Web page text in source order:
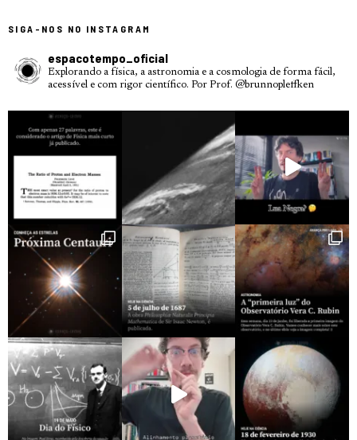
SIGA-NOS NO INSTAGRAM
espacotempo_oficial
Explorando a física, a astronomia e a cosmologia de forma fácil,
acessível e com rigor científico. Por Prof. @brunnopleffken